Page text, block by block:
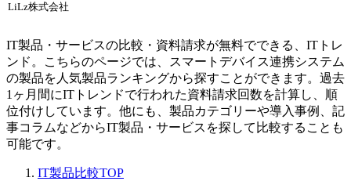
LiLz株式会社
IT製品・サービスの比較・資料請求が無料でできる、ITトレ
ンド。こちらのページでは、スマートデバイス連携システム
の製品を人気製品ランキングから探すことができます。過去
1ヶ月間にITトレンドで行われた資料請求回数を計算し、順
位付けしています。他にも、製品カテゴリーや導入事例、記
事コラムなどからIT製品・サービスを探して比較することも
可能です。
IT製品比較TOP